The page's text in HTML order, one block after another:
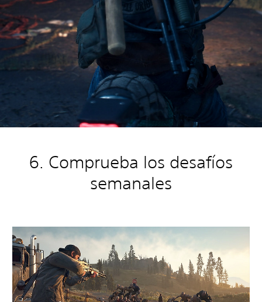
6. Comprueba los desafíos
semanales